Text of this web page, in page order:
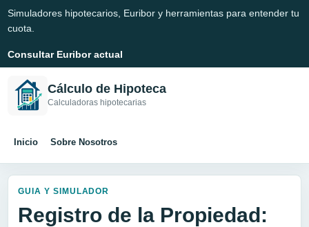
Simuladores hipotecarios, Euribor y herramientas para entender tu
cuota.
Consultar Euribor actual
Cálculo de Hipoteca
Calculadoras hipotecarias
Inicio Sobre Nosotros
GUIA Y SIMULADOR
Registro de la Propiedad: